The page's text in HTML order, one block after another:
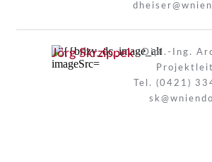
Jörg Skrzippek
Dipl.-Ing.
Tel. (0421)